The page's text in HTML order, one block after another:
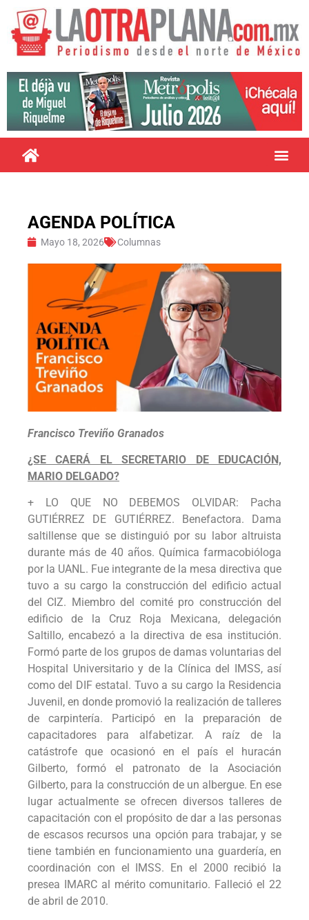
AGENDA POLÍTICA
Mayo 18, 2026 Columnas
Francisco Treviño Granados
¿SE CAERÁ EL SECRETARIO DE EDUCACIÓN,
MARIO DELGADO?
+ LO QUE NO DEBEMOS OLVIDAR: Pacha
GUTIÉRREZ DE GUTIÉRREZ. Benefactora. Dama
saltillense que se distinguió por su labor altruista
durante más de 40 años. Química farmacobióloga
por la UANL. Fue integrante de la mesa directiva que
tuvo a su cargo la construcción del edificio actual
del CIZ. Miembro del comité pro construcción del
edificio de la Cruz Roja Mexicana, delegación
Saltillo, encabezó a la directiva de esa institución.
Formó parte de los grupos de damas voluntarias del
Hospital Universitario y de la Clínica del IMSS, así
como del DIF estatal. Tuvo a su cargo la Residencia
Juvenil, en donde promovió la realización de talleres
de carpintería. Participó en la preparación de
capacitadores para alfabetizar. A raíz de la
catástrofe que ocasionó en el país el huracán
Gilberto, formó el patronato de la Asociación
Gilberto, para la construcción de un albergue. En ese
lugar actualmente se ofrecen diversos talleres de
capacitación con el propósito de dar a las personas
de escasos recursos una opción para trabajar, y se
tiene también en funcionamiento una guardería, en
coordinación con el IMSS. En el 2000 recibió la
presea IMARC al mérito comunitario. Falleció el 22
de abril de 2010.